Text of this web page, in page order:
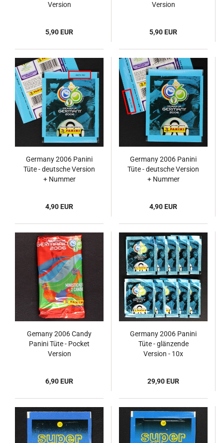
Version
5,90 EUR
Version
5,90 EUR
Germany 2006 Panini
Tüte - deutsche Version
+ Nummer
4,90 EUR
Germany 2006 Panini
Tüte - deutsche Version
+ Nummer
4,90 EUR
Gemany 2006 Candy
Panini Tüte - Pocket
Version
6,90 EUR
Germany 2006 Panini
Tüte - glänzende
Version - 10x
29,90 EUR